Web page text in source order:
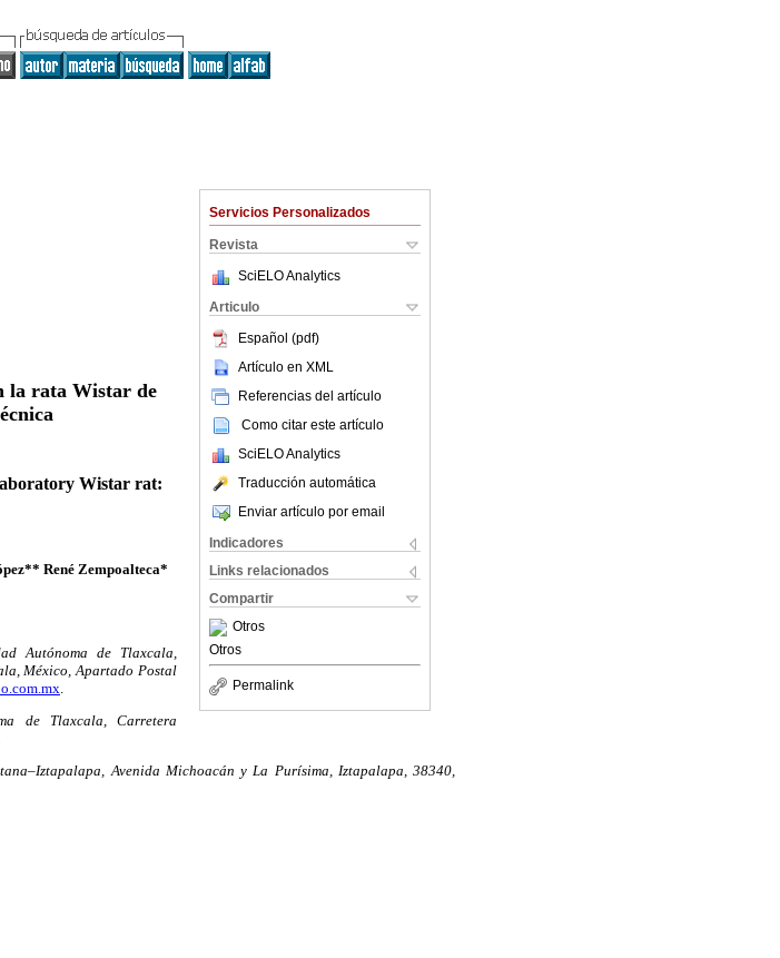
Servicios Personalizados
Revista
SciELO Analytics
Articulo
Español (pdf)
Artículo en XML
Referencias del artículo
Como citar este artículo
SciELO Analytics
Traducción automática
Enviar artículo por email
Indicadores
Links relacionados
Compartir
Otros
Otros
Permalink
la rata Wistar de
Wistar rat:
René Zempoalteca*
Autónoma de Tlaxcala,
México, Apartado Postal
de Tlaxcala, Carretera
Avenida Michoacán y La Purísima, Iztapalapa, 38340,